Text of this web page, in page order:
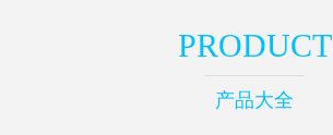
PRODUCT
产品大全